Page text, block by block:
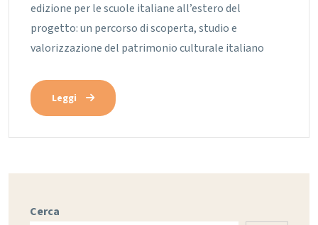
edizione per le scuole italiane all’estero del
progetto: un percorso di scoperta, studio e
valorizzazione del patrimonio culturale italiano
Leggi
Cerca